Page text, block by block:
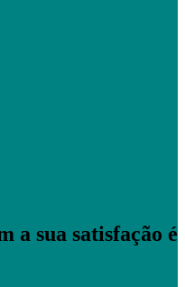
a sua satisfação é